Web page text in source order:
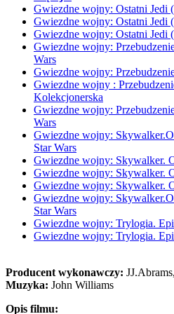
Gwiezdne wojny: Ostatni Jedi
Gwiezdne wojny: Ostatni Jedi
Gwiezdne wojny: Ostatni Jedi
Gwiezdne wojny:
Wars
Gwiezdne wojny:
Gwiezdne wojny :
Kolekcjonerska
Gwiezdne wojny:
Wars
Gwiezdne wojny:
Star Wars
Gwiezdne wojny: Skywalker.
Gwiezdne wojny: Skywalker.
Gwiezdne wojny: Skywalker.
Gwiezdne wojny:
Star Wars
Gwiezdne wojny: Trylogia.
Gwiezdne wojny: Trylogia.
Producent wykonawczy:
Muzyka: John Williams
Opis filmu: